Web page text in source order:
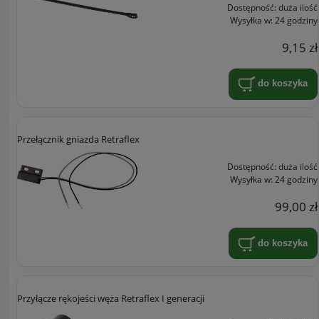
Dostępność: duża ilość
Wysyłka w: 24 godziny
9,15 zł
do koszyka
Przełącznik gniazda Retraflex
Dostępność: duża ilość
Wysyłka w: 24 godziny
99,00 zł
do koszyka
Przyłącze rękojeści węża Retraflex I generacji